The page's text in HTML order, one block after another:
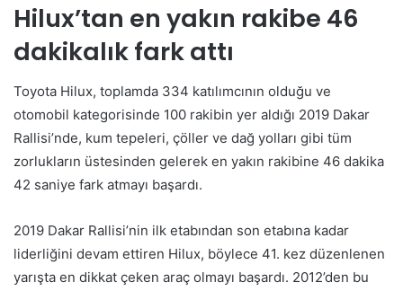
Hilux’tan en yakın rakibe 46
dakikalık fark attı
Toyota Hilux, toplamda 334 katılımcının olduğu ve
otomobil kategorisinde 100 rakibin yer aldığı 2019 Dakar
Rallisi’nde, kum tepeleri, çöller ve dağ yolları gibi tüm
zorlukların üstesinden gelerek en yakın rakibine 46 dakika
42 saniye fark atmayı başardı.
2019 Dakar Rallisi’nin ilk etabından son etabına kadar
liderliğini devam ettiren Hilux, böylece 41. kez düzenlenen
yarışta en dikkat çeken araç olmayı başardı. 2012’den bu